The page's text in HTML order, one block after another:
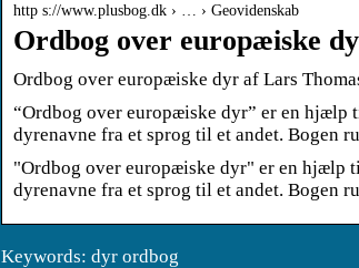
http s://www.plusbog.dk › … › Geovidenskab
Ordbog over europæiske
Ordbog over europæiske dyr af Lars
“Ordbog over europæiske dyr” er en hjælp
dyrenavne fra et sprog til et andet. Bogen
"Ordbog over europæiske dyr" er en hjælp
dyrenavne fra et sprog til et andet. Bogen
Keywords: dyr ordbog